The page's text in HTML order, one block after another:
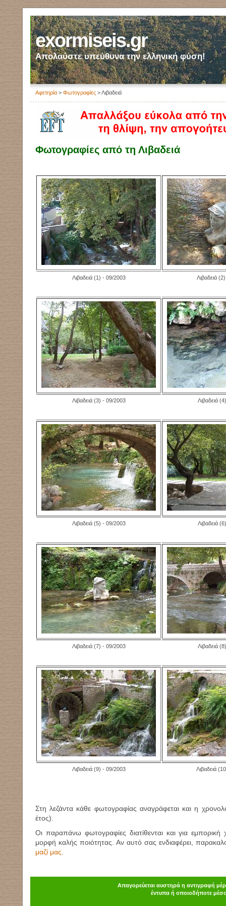
exormiseis.gr
Απολαύστε υπεύθυνα την ελληνική φύση!
Αφετηρία > Φωτογραφίες > Λιβαδειά
Φωτογραφίες από τη Λιβαδειά
Λιβαδειά (1) - 09/2003 Λιβαδειά (2)
Λιβαδειά (3) - 09/2003 Λιβαδειά (4)
Λιβαδειά (5) - 09/2003 Λιβαδειά (6)
Λιβαδειά (7) - 09/2003 Λιβαδειά (8)
Λιβαδειά (9) - 09/2003 Λιβαδειά
Στη λεζάντα κάθε φωτογραφίας αναγράφεται και η
έτος).
Οι παραπάνω φωτογραφίες διατίθενται και για
μορφή καλής ποιότητας. Αν αυτό σας ενδιαφέρει,
μαζί μας
Απαγορεύεται αυστηρά η αντιγραφή
έντυπα ή οποιοδήποτε